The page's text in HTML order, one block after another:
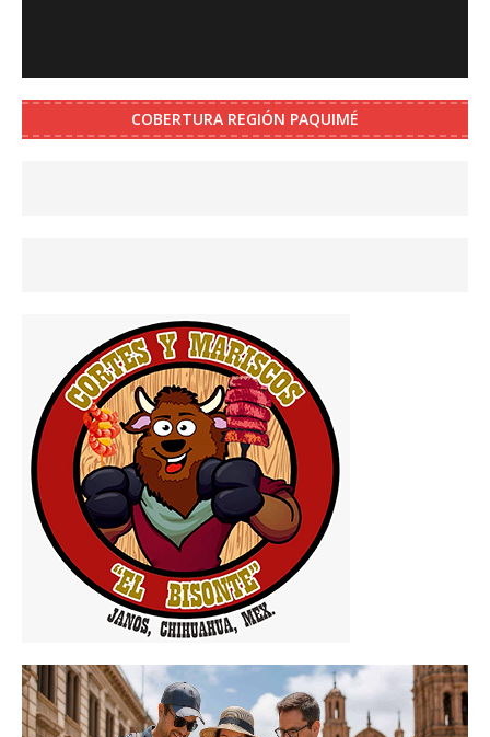
COBERTURA REGIÓN PAQUIMÉ